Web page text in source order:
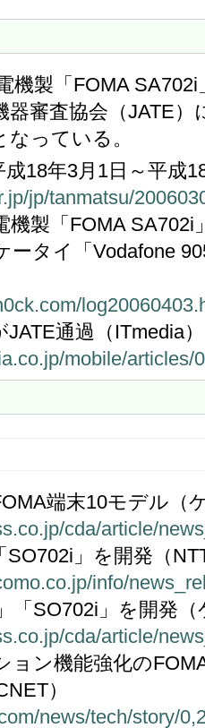
製「FOMA SA702i
器審査協会（JATE
っている。
18年3月1日～平成
jp/tanmatsu/
機製「FOMA
ータイ「Vodafone
通過（ITmedia）
mobile/articles/
端末10モデル（
cda/article/
SO702i」を開発（
info/
「SO702i」を開発
cda/article/
ョン機能強化の
）
news/tech/story/